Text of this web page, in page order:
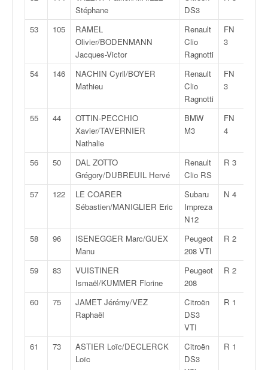
Stéphane
DS3
53 105
RAMEL
Olivier/BODENMANN
Jacques-Victor
Renault
Clio
Ragnotti
FN
3
54 146
NACHIN Cyril/BOYER
Mathieu
Renault
Clio
Ragnotti
FN
3
55 44
OTTIN-PECCHIO
Xavier/TAVERNIER
Nathalie
BMW
M3
FN
4
56 50
DAL ZOTTO
Grégory/DUBREUIL Hervé
Renault
Clio RS
R 3
57 122
LE COARER
Sébastien/MANIGLIER Eric
Subaru
Impreza
N12
N 4
58 96
ISENEGGER Marc/GUEX
Manu
Peugeot
208 VTI
R 2
59 83
VUISTINER
Ismaël/KUMMER Florine
Peugeot
208
R 2
60 75
JAMET Jérémy/VEZ
Raphaël
Citroën
DS3
VTI
R 1
61 73
ASTIER Loïc/DECLERCK
Loïc
Citroën
DS3
R 1